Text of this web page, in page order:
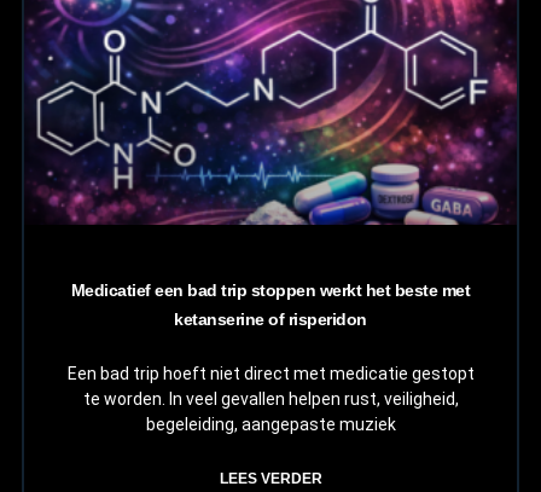
Medicatief een bad trip stoppen werkt het beste met
ketanserine of risperidon
Een bad trip hoeft niet direct met medicatie gestopt
te worden. In veel gevallen helpen rust, veiligheid,
begeleiding, aangepaste muziek
LEES VERDER